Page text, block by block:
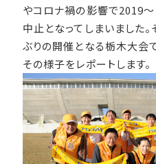
やコロナ禍の影響で2019
中止となってしまいました
ぶりの開催となる栃木大会
その様子をレポートします。